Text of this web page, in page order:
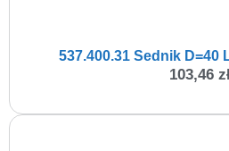
537.400.31 Sednik D=40
103,46